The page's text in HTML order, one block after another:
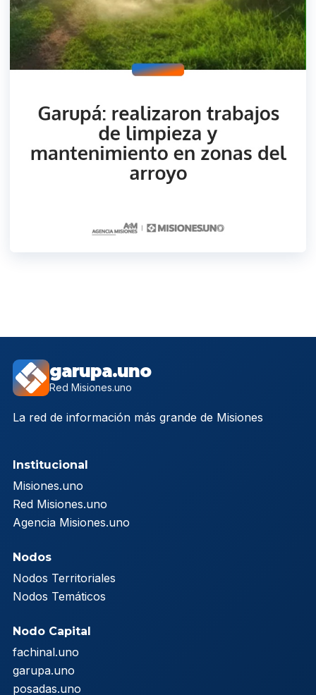
garupa.uno
Red Misiones.uno
La red de información más grande de Misiones
Institucional
Misiones.uno
Red Misiones.uno
Agencia Misiones.uno
Nodos
Nodos Territoriales
Nodos Temáticos
Nodo Capital
fachinal.uno
garupa.uno
posadas.uno